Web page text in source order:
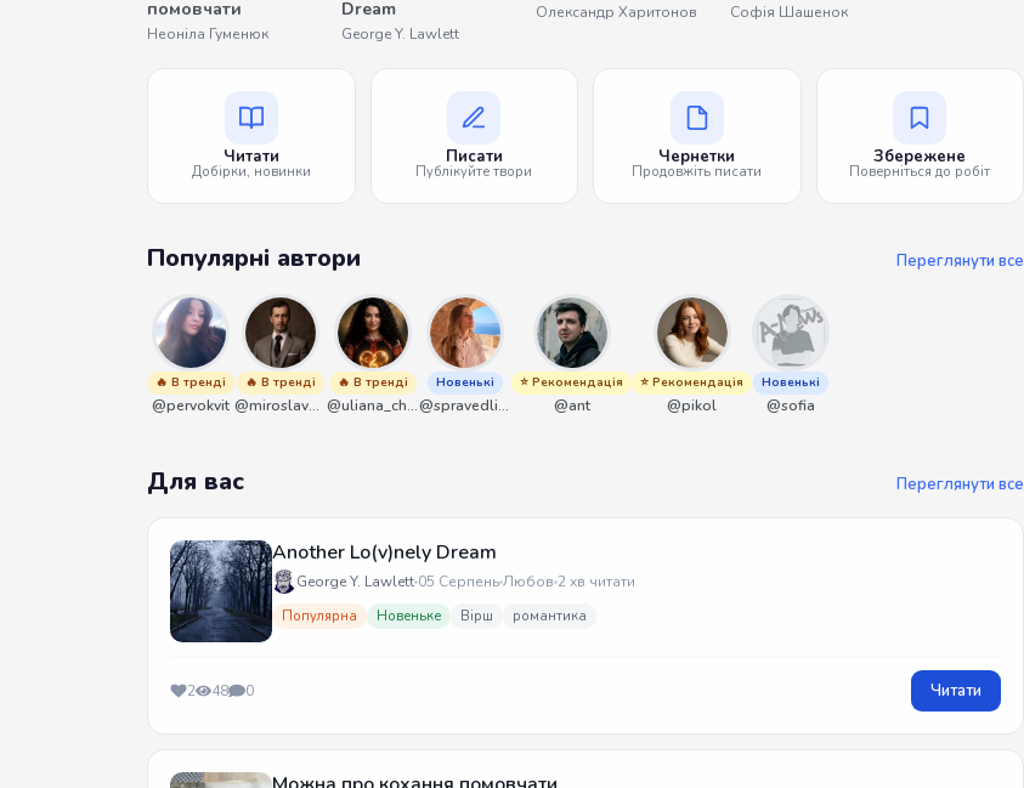
помовчати
Неоніла Гуменюк
Dream
George Y. Lawlett
Олександр Харитонов Софія Шашенок
Читати
Добірки, новинки
Писати
Публікуйте твори
Чернетки
Продовжіть писати
Збережене
Поверніться до робіт
Популярні автори Переглянути все
🔥 В тренді
@pervokvit
🔥 В тренді
@miroslavmaniyk
🔥 В тренді
@uliana_chernenko
Новенькі
@spravedliwa
⭐ Рекомендація
@ant
⭐ Рекомендація
@pikol
Новенькі
@sofia
Для вас Переглянути все
Another Lo(v)nely Dream
George Y. Lawlett 05 СерпеньЛюбов 2 хв читати
Популярна Новеньке Вірш романтика
2 48 0 Читати